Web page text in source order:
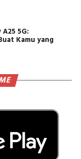
5G:
Kamu yang